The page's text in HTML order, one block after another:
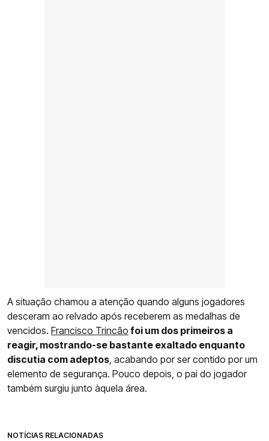
A situação chamou a atenção quando alguns jogadores
desceram ao relvado após receberem as medalhas de
vencidos. Francisco Trincão foi um dos primeiros a
reagir, mostrando-se bastante exaltado enquanto
discutia com adeptos, acabando por ser contido por um
elemento de segurança. Pouco depois, o pai do jogador
também surgiu junto àquela área.
NOTÍCIAS RELACIONADAS